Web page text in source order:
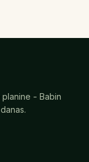
- Babin